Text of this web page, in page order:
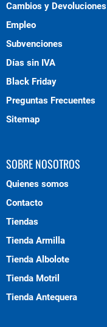
Cambios y Devoluciones
Empleo
Subvenciones
Días sin IVA
Black Friday
Preguntas Frecuentes
Sitemap
SOBRE NOSOTROS
Quienes somos
Contacto
Tiendas
Tienda Armilla
Tienda Albolote
Tienda Motril
Tienda Antequera